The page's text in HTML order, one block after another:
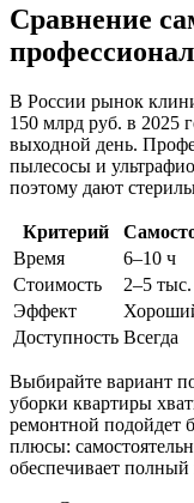
Сравнение
В России рынок
150 млрд руб. в 2025
выходной день.
пылесосы и
поэтому дают
Критерий
Время
6–10 ч
Стоимость
2–5
Эффект
Доступность Всегда
Выбирайте вариант
уборки квартиры
ремонтной подойдет
плюсы:
обеспечивает полный